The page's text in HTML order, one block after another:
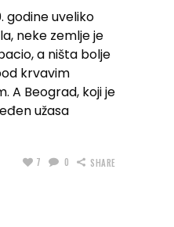
godine uveliko
neke zemlje je
a ništa bolje
krvavim
A Beograd, koji je
užasa
7 0 SHARE